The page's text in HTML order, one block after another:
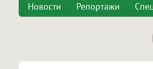
Новости Репортажи